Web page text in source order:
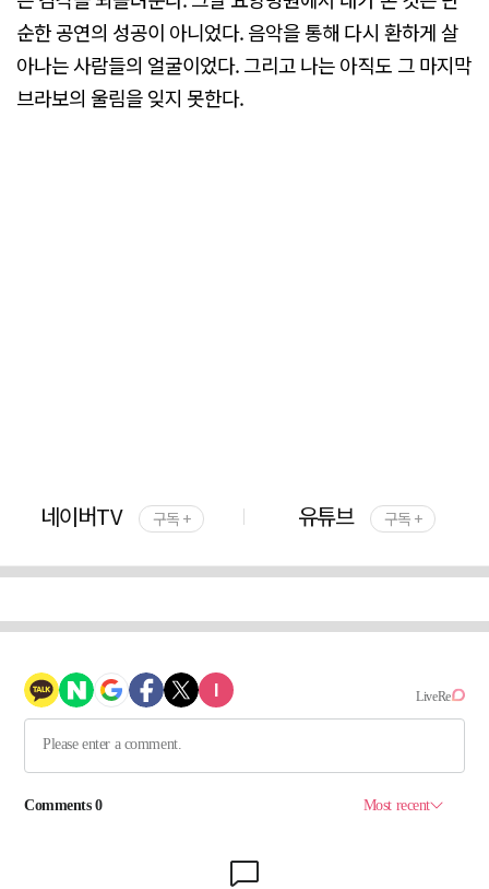
순한 공연의 성공이 아니었다. 음악을 통해 다시 환하게 살
아나는 사람들의 얼굴이었다. 그리고 나는 아직도 그 마지막
브라보의 울림을 잊지 못한다.
네이버TV 구독 + 유튜브 구독 +